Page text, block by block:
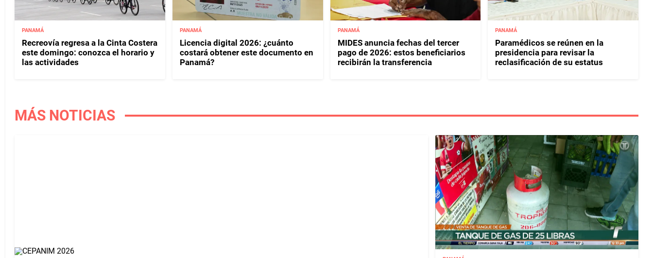
PANAMÁ
Recreovía regresa a la Cinta Costera
este domingo: conozca el horario y
las actividades
PANAMÁ
Licencia digital 2026: ¿cuánto
costará obtener este documento en
Panamá?
PANAMÁ
MIDES anuncia fechas del tercer
pago de 2026: estos beneficiarios
recibirán la transferencia
PANAMÁ
Paramédicos se reúnen en la
presidencia para revisar la
reclasificación de su estatus
MÁS NOTICIAS